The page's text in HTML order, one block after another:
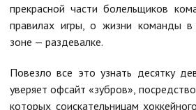
прекрасной части болельщиков
правилах игры, о жизни команды
зоне — раздевалке.
Повезло все это узнать десятку
уверяет офсайт «зубров»,
которых соискательницам